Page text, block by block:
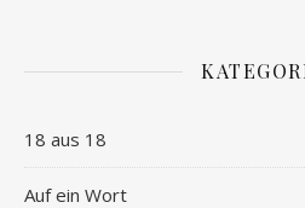
18 aus 18
Auf ein Wort